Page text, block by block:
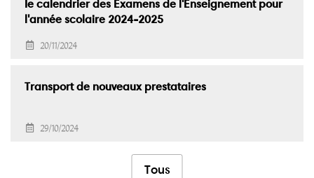
Ie calendrier des Examens de l'Enseignement pour
l'année scolaire 2024-2025
20/11/2024
Transport de nouveaux prestataires
29/10/2024
Tous